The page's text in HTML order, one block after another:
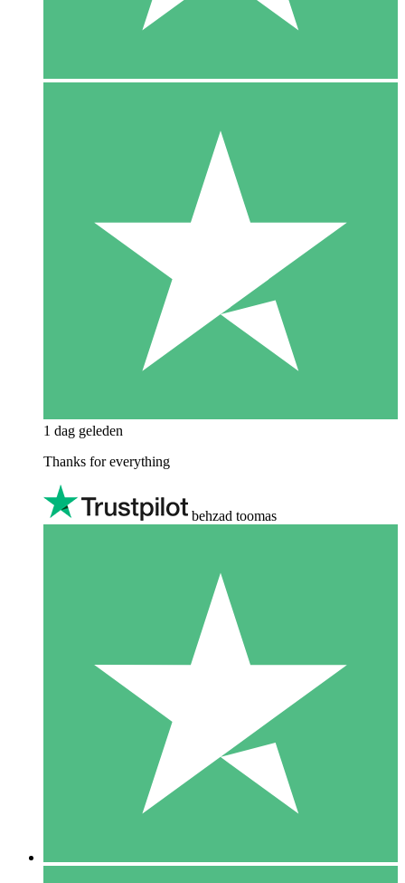
1 dag geleden
Thanks for everything
behzad toomas